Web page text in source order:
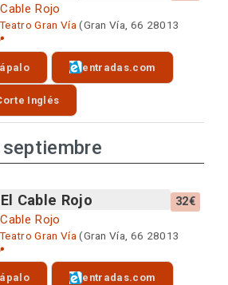
Rojo
Gran Vía(Gran Vía, 66 28013
entradas.com
Inglés
Cable Rojo 32€
Rojo
Gran Vía (Gran Vía, 66 28013
entradas.com